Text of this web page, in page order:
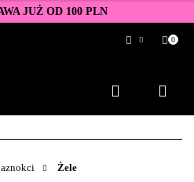
JUŻ OD 100 PLN
Zarejestruj się
Dodaj zgłoszenie
Zgody cookies
0
Żele